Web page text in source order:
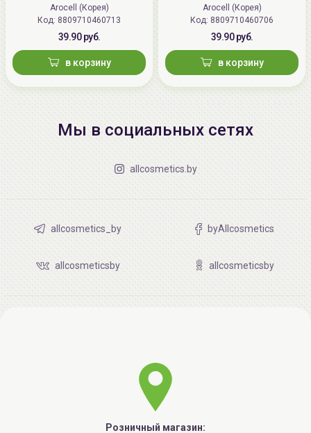
Arocell (Корея)
Код: 8809710460713
39.90 руб.
в корзину
Arocell (Корея)
Код: 8809710460706
39.90 руб.
в корзину
Мы в социальных сетях
allcosmetics.by
allcosmetics_by byAllcosmetics
allcosmeticsby allcosmeticsby
Розничный магазин: